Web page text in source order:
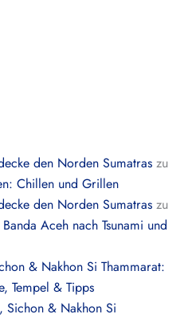
den Norden Sumatras zu
Chillen und Grillen
den Norden Sumatras zu
Aceh nach Tsunami und
& Nakhon Si Thammarat:
Tempel & Tipps
Sichon & Nakhon Si